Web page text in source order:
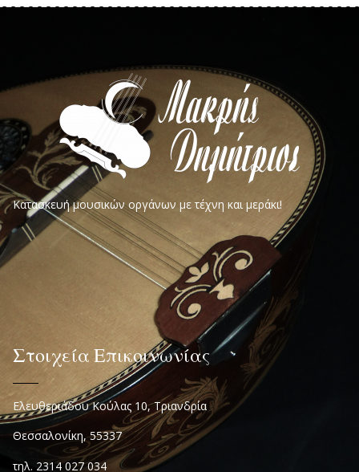
Κατασκευή μουσικών οργάνων με τέχνη και μεράκι!
Στοιχεία Επικοινωνίας
Ελευθεριάδου Κούλας 10, Τριανδρία
Θεσσαλονίκη, 55337
τηλ. 2314 027 034